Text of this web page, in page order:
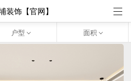
装饰【官网】
户型 面积